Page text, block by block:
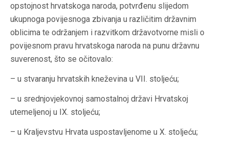
opstojnost hrvatskoga naroda, potvrđenu slijedom
ukupnoga povijesnoga zbivanja u različitim državnim
oblicima te održanjem i razvitkom državotvorne misli o
povijesnom pravu hrvatskoga naroda na punu državnu
suverenost, što se očitovalo:
– u stvaranju hrvatskih kneževina u VII. stoljeću;
– u srednjovjekovnoj samostalnoj državi Hrvatskoj
utemeljenoj u IX. stoljeću;
– u Kraljevstvu Hrvata uspostavljenome u X. stoljeću;